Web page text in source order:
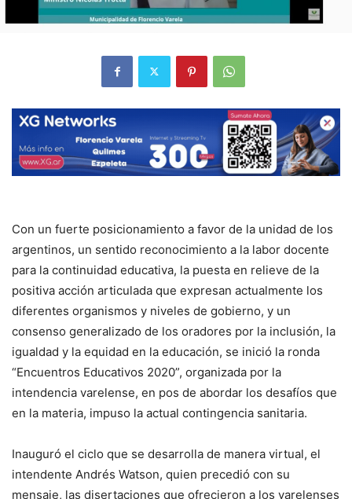
Con un fuerte posicionamiento a favor de la unidad de los
argentinos, un sentido reconocimiento a la labor docente
para la continuidad educativa, la puesta en relieve de la
positiva acción articulada que expresan actualmente los
diferentes organismos y niveles de gobierno, y un
consenso generalizado de los oradores por la inclusión, la
igualdad y la equidad en la educación, se inició la ronda
“Encuentros Educativos 2020”, organizada por la
intendencia varelense, en pos de abordar los desafíos que
en la materia, impuso la actual contingencia sanitaria.
Inauguró el ciclo que se desarrolla de manera virtual, el
intendente Andrés Watson, quien precedió con su
mensaje, las disertaciones que ofrecieron a los varelenses